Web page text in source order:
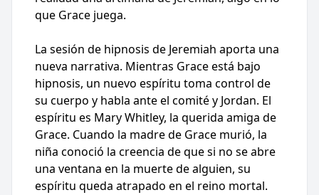
que Grace juega.
La sesión de hipnosis de Jeremiah aporta una
nueva narrativa. Mientras Grace está bajo
hipnosis, un nuevo espíritu toma control de
su cuerpo y habla ante el comité y Jordan. El
espíritu es Mary Whitley, la querida amiga de
Grace. Cuando la madre de Grace murió, la
niña conoció la creencia de que si no se abre
una ventana en la muerte de alguien, su
espíritu queda atrapado en el reino mortal.